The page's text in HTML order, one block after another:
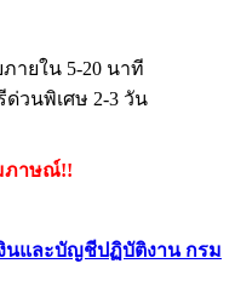
ภายใน 5-20 นาที
ด่วนพิเศษ 2-3 วัน
ภาษณ์!!
งินและบัญชีปฏิบัติงาน กรม